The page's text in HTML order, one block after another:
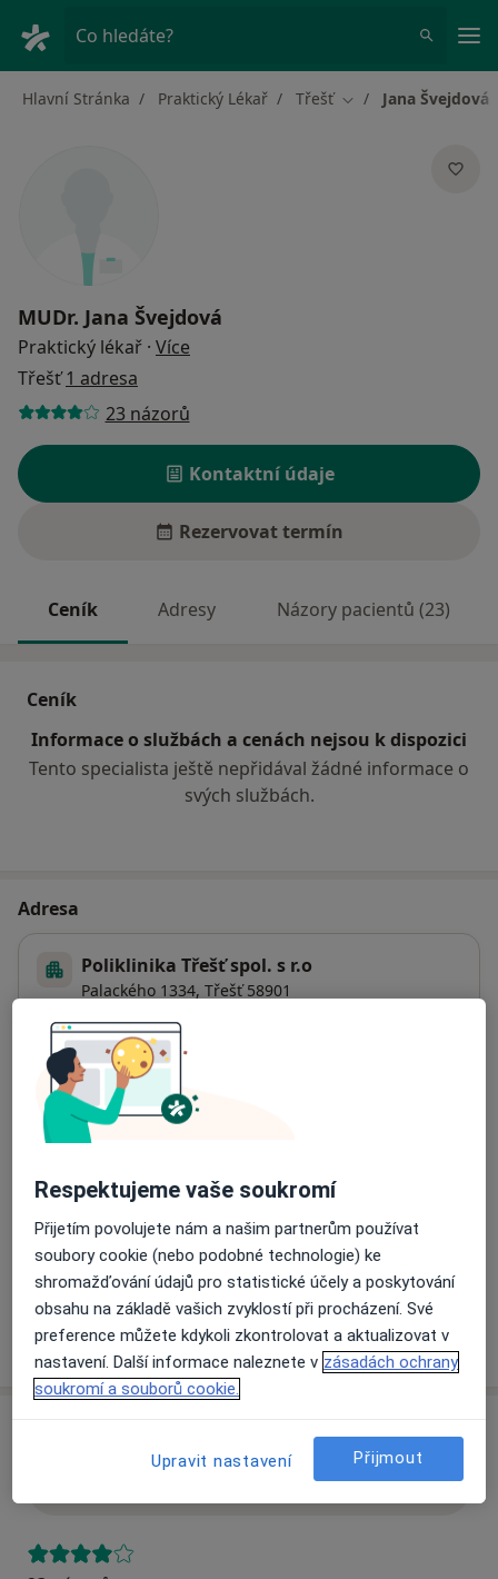
Co hledáte?
Hlavní Stránka Praktický Lékař Třešť Změna města
Jana Švejdová
MUDr. Jana Švejdová
Praktický lékař · Více
Třešť1 adresa
23 názorů
Kontaktní údaje
Rezervovat termín
Ceník Adresy Názory pacientů (23)
Ceník
Informace o službách a cenách nejsou k dispozici
Tento specialista ještě nepřidával žádné informace o
svých službách.
Adresa
Poliklinika Třešť spol. s r.o
Palackého 1334, Třešť58901
Dostupnost
Na této adrese online kalendář není aktivní
Způsoby platby (soukromé návštěvy)
Na teto adrese lékař přijímá pacienty na pojišťovnu
Detaily
Víceo adrese
Přidejte svůj názor
Respektujeme vaše soukromí
Přijetím povolujete nám a našim partnerům používat
soubory cookie (nebo podobné technologie) ke
shromažďování údajů pro statistické účely a poskytování
obsahu na základě vašich zvyklostí při procházení. Své
preference můžete kdykoli zkontrolovat a aktualizovat v
nastavení. Další informace naleznete v zásadách ochrany
soukromí a souborů cookie.
Upravit nastavení Přijmout